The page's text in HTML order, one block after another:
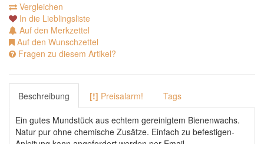
Vergleichen
In die Lieblingsliste
Auf den Merkzettel
Auf den Wunschzettel
Fragen zu diesem Artikel?
Beschreibung [!] Preisalarm! Tags
Ein gutes Mundstück aus echtem gereinigtem Bienenwachs.
Natur pur ohne chemische Zusätze. Einfach zu befestigen-